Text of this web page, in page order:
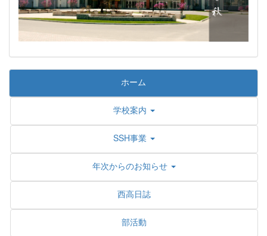
ホーム
学校案内
SSH事業
年次からのお知らせ
西高日誌
部活動